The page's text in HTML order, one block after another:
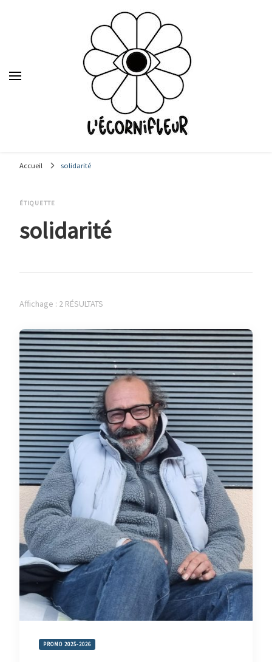
Accueil solidarité
ÉTIQUETTE
solidarité
Affichage : 2 RÉSULTATS
PROMO 2025-2026